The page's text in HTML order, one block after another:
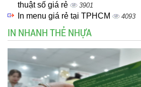
thuật số giá rẻ
3901
In menu giá rẻ tại TPHCM 4093
IN NHANH THẺ NHỰA